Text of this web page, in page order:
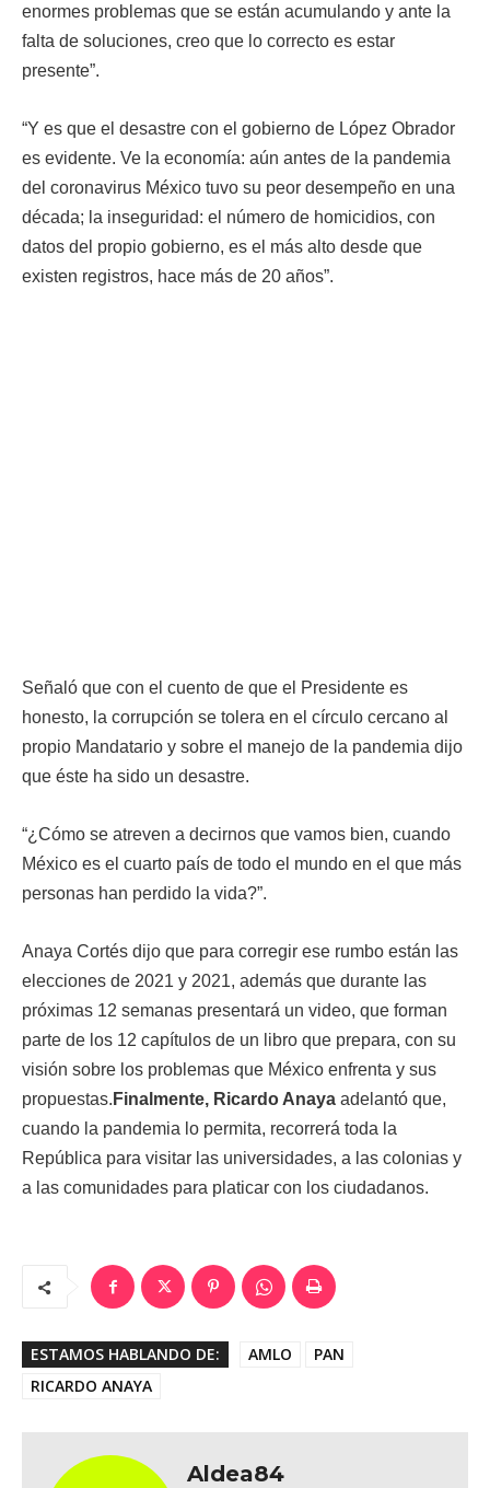
enormes problemas que se están acumulando y ante la
falta de soluciones, creo que lo correcto es estar
presente”.
“Y es que el desastre con el gobierno de López Obrador
es evidente. Ve la economía: aún antes de la pandemia
del coronavirus México tuvo su peor desempeño en una
década; la inseguridad: el número de homicidios, con
datos del propio gobierno, es el más alto desde que
existen registros, hace más de 20 años”.
Señaló que con el cuento de que el Presidente es
honesto, la corrupción se tolera en el círculo cercano al
propio Mandatario y sobre el manejo de la pandemia dijo
que éste ha sido un desastre.
“¿Cómo se atreven a decirnos que vamos bien, cuando
México es el cuarto país de todo el mundo en el que más
personas han perdido la vida?”.
Anaya Cortés dijo que para corregir ese rumbo están las
elecciones de 2021 y 2021, además que durante las
próximas 12 semanas presentará un video, que forman
parte de los 12 capítulos de un libro que prepara, con su
visión sobre los problemas que México enfrenta y sus
propuestas. Finalmente, Ricardo Anaya adelantó que,
cuando la pandemia lo permita, recorrerá toda la
República para visitar las universidades, a las colonias y
a las comunidades para platicar con los ciudadanos.
ESTAMOS HABLANDO DE: AMLO
PAN
RICARDO ANAYA
Aldea84